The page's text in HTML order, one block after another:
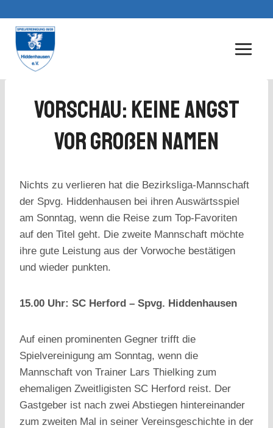
Inhalt
springen
Vorschau: Keine Angst
Vor Großen Namen
Nichts zu verlieren hat die Bezirksliga-Mannschaft
der Spvg. Hiddenhausen bei ihren Auswärtsspiel
am Sonntag, wenn die Reise zum Top-Favoriten
auf den Titel geht. Die zweite Mannschaft möchte
ihre gute Leistung aus der Vorwoche bestätigen
und wieder punkten.
15.00 Uhr: SC Herford – Spvg. Hiddenhausen
Auf einen prominenten Gegner trifft die
Spielvereinigung am Sonntag, wenn die
Mannschaft von Trainer Lars Thielking zum
ehemaligen Zweitligisten SC Herford reist. Der
Gastgeber ist nach zwei Abstiegen hintereinander
zum zweiten Mal in seiner Vereinsgeschichte in der